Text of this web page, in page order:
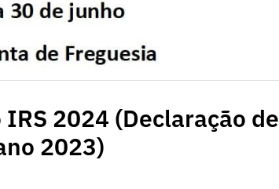
2024 (Declaração de
2023)